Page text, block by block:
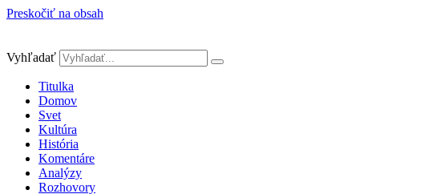
Preskočiť na obsah
Vyhľadať
Titulka
Domov
Svet
Kultúra
História
Komentáre
Analýzy
Rozhovory